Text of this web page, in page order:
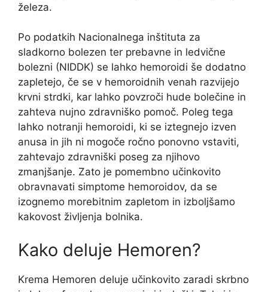
železa.
Po podatkih Nacionalnega inštituta za
sladkorno bolezen ter prebavne in ledvične
bolezni (NIDDK) se lahko hemoroidi še dodatno
zapletejo, če se v hemoroidnih venah razvijejo
krvni strdki, kar lahko povzroči hude bolečine in
zahteva nujno zdravniško pomoč. Poleg tega
lahko notranji hemoroidi, ki se iztegnejo izven
anusa in jih ni mogoče ročno ponovno vstaviti,
zahtevajo zdravniški poseg za njihovo
zmanjšanje. Zato je pomembno učinkovito
obravnavati simptome hemoroidov, da se
izognemo morebitnim zapletom in izboljšamo
kakovost življenja bolnika.
Kako deluje Hemoren?
Krema Hemoren deluje učinkovito zaradi skrbno